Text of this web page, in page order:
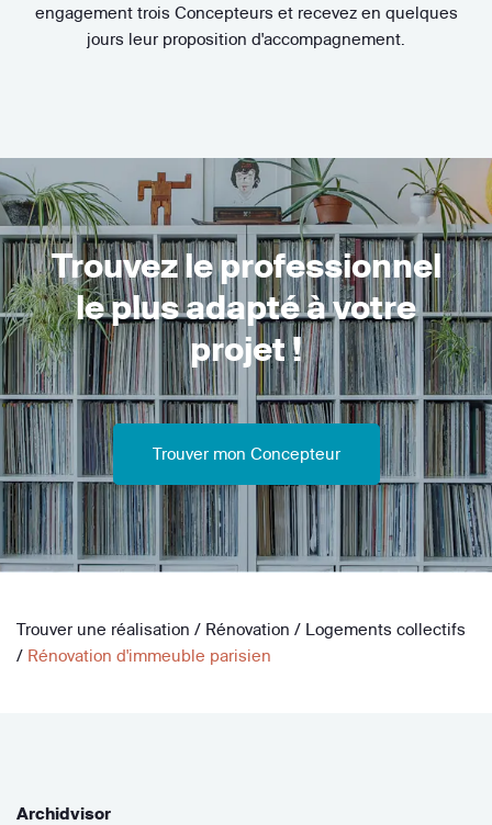
engagement trois Concepteurs et recevez en quelques
jours leur proposition d'accompagnement.
Trouvez le professionnel
le plus adapté à votre
projet !
Trouver mon Concepteur
Trouver une réalisation / Rénovation / Logements collectifs
/ Rénovation d'immeuble parisien
Archidvisor